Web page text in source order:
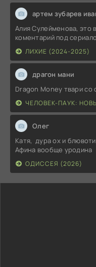
артем зубарев
Алия Сулейменова, это
коментарий под
ЛИХИЕ (2024-2025)
драгон мани
Dragon Money твари
ЧЕЛОВЕК-ПАУК:
Олег
Катя, дура ох и
Афина вообще уродина
ОДИССЕЯ (2026)